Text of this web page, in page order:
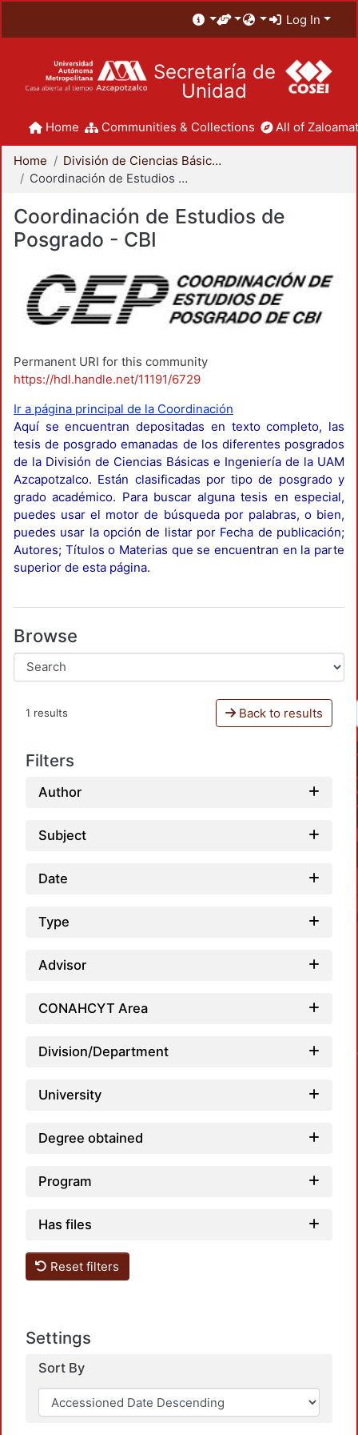
Log In
Secretaría de
Unidad
Home Communities & Collections All of
Home
División de Ciencias Básicas e Ingeniería
Coordinación de Estudios de Posgrado - CBI
Coordinación de Estudios de
Posgrado - CBI
Permanent URI for this community
https://hdl.handle.net/11191/6729
Ir a página principal de la Coordinación
Aquí se encuentran depositadas en texto completo, las
tesis de posgrado emanadas de los diferentes posgrados
de la División de Ciencias Básicas e Ingeniería de la UAM
Azcapotzalco. Están clasificadas por tipo de posgrado y
grado académico. Para buscar alguna tesis en especial,
puedes usar el motor de búsqueda por palabras, o bien,
puedes usar la opción de listar por Fecha de publicación;
Autores; Títulos o Materias que se encuentran en la parte
superior de esta página.
Browse
1 results Back to results
Filters
Author
Subject
Date
Type
Advisor
CONAHCYT Area
Division/Department
University
Degree obtained
Program
Has files
Reset filters
Settings
Sort By